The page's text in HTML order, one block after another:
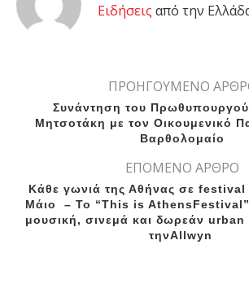
Eιδήσεις από την
ΠΡΟΗΓΟΥΜΕΝΟ
Συνάντηση του
Μητσοτάκη με τον Οικουμενικό
Βαρθολομαίο
ΕΠΟΜΕΝΟ ΑΡΘΡΟ
Κάθε γωνιά της Αθήνας σε festival
Μάιο – To “This is
μουσική, σινεμά και δωρεάν urban
τηνAllwyn